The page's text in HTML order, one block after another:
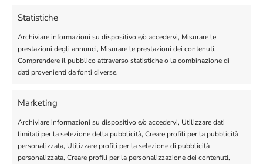
Statistiche
Archiviare informazioni su dispositivo e/o accedervi, Misurare le
prestazioni degli annunci, Misurare le prestazioni dei contenuti,
Comprendere il pubblico attraverso statistiche o la combinazione di
dati provenienti da fonti diverse.
Marketing
Archiviare informazioni su dispositivo e/o accedervi, Utilizzare dati
limitati per la selezione della pubblicità, Creare profili per la pubblicità
personalizzata, Utilizzare profili per la selezione di pubblicità
personalizzata, Creare profili per la personalizzazione dei contenuti,
Sicurezza e Trasparenza